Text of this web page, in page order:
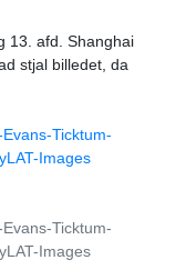
13. afd. Shanghai
stjal billedet, da